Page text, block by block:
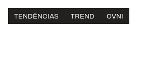
TENDÊNCIAS TREND OVNI